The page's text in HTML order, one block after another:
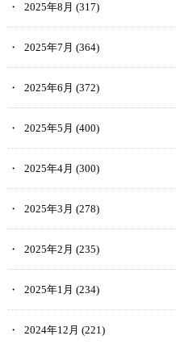
2025年8月 (317)
2025年7月 (364)
2025年6月 (372)
2025年5月 (400)
2025年4月 (300)
2025年3月 (278)
2025年2月 (235)
2025年1月 (234)
2024年12月 (221)